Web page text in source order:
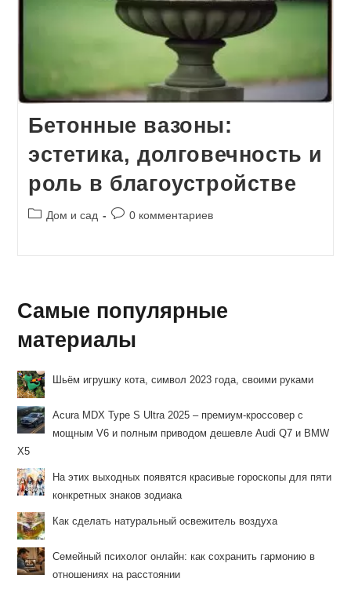
Бетонные вазоны:
эстетика, долговечность и
роль в благоустройстве
РубрикаДом и сад
Комментарии
0 комментариев
Самые популярные
материалы
Шьём игрушку кота, символ 2023 года, своими руками
Acura MDX Type S Ultra 2025 – премиум-кроссовер с
мощным V6 и полным приводом дешевле Audi Q7 и BMW
X5
На этих выходных появятся красивые гороскопы для пяти
конкретных знаков зодиака
Как сделать натуральный освежитель воздуха
Семейный психолог онлайн: как сохранить гармонию в
отношениях на расстоянии